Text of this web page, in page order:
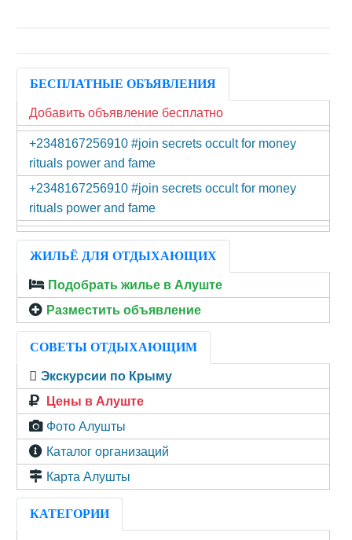
БЕСПЛАТНЫЕ ОБЪЯВЛЕНИЯ
Добавить объявление бесплатно
+2348167256910 #join secrets occult for money
rituals power and fame
+2348167256910 #join secrets occult for money
rituals power and fame
ЖИЛЬЁ ДЛЯ ОТДЫХАЮЩИХ
Подобрать жилье в Алуште
Разместить объявление
СОВЕТЫ ОТДЫХАЮЩИМ
Экскурсии по Крыму
Цены в Алуште
Фото Алушты
Каталог организаций
Карта Алушты
КАТЕГОРИИ